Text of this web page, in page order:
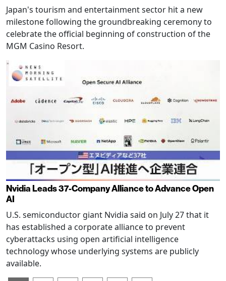
Japan's tourism and entertainment sector hit a new
milestone following the groundbreaking ceremony to
celebrate the official beginning of construction of the
MGM Casino Resort.
Nvidia Leads 37-Company Alliance to Advance Open
AI
U.S. semiconductor giant Nvidia said on July 27 that it
has established a corporate alliance to prevent
cyberattacks using open artificial intelligence
technology whose underlying systems are publicly
available.